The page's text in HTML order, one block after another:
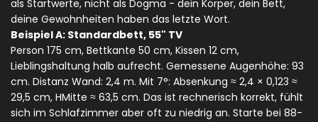
als Startwerte, nicht als Dogma - dein Körper, dein Bett,
deine Gewohnheiten haben das letzte Wort.
Beispiel A: Standardbett, 55" TV
Person 175 cm, Bettkante 50 cm, Kissen 12 cm,
Lieblingshaltung halb aufrecht. Gemessene Augenhöhe: 93
cm. Distanz Wand: 2,4 m. Mit 7°: Absenkung ≈ 2,4 × 0,123 ≈
29,5 cm, HMitte ≈ 63,5 cm. Das ist rechnerisch korrekt, fühlt
sich im Schlafzimmer aber oft zu niedrig an. Starte bei 88-